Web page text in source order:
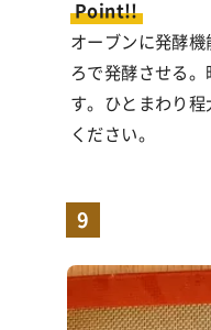
Point!!
オーブンに発酵機
ろで発酵させる
す。ひとまわり
ください。
9